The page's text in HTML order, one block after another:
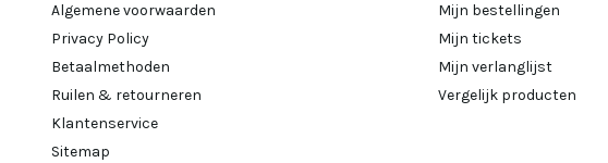
Algemene voorwaarden
Privacy Policy
Betaalmethoden
Ruilen & retourneren
Klantenservice
Sitemap
Mijn bestellingen
Mijn tickets
Mijn verlanglijst
Vergelijk producten